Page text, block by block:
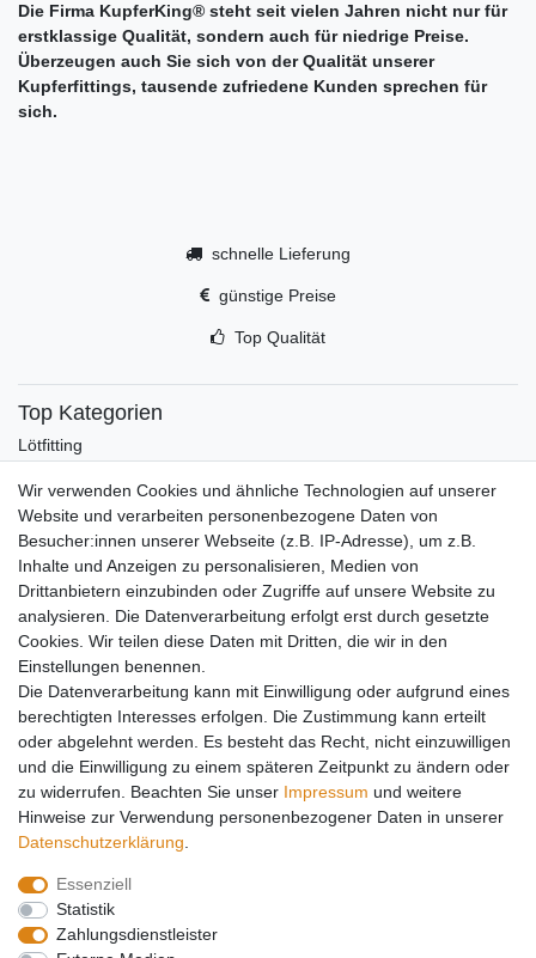
Die Firma KupferKing® steht seit vielen Jahren nicht nur für
erstklassige Qualität, sondern auch für niedrige Preise.
Überzeugen auch Sie sich von der Qualität unserer
Kupferfittings, tausende zufriedene Kunden sprechen für
sich.
schnelle Lieferung
günstige Preise
Top Qualität
Top Kategorien
Lötfitting
Werkzeug
Kältetechnikzubehör
Kältefitting
Y-Verteiler
Mein Konto
Kontakt
Versandkosten
Zahlungsarten
Service
Registrierung
Login
Mein Konto
Impressum
Wir verwenden Cookies und ähnliche Technologien auf unserer
Website und verarbeiten personenbezogene Daten von
Besucher:innen unserer Webseite (z.B. IP-Adresse), um z.B.
Inhalte und Anzeigen zu personalisieren, Medien von
Drittanbietern einzubinden oder Zugriffe auf unsere Website zu
analysieren. Die Datenverarbeitung erfolgt erst durch gesetzte
Cookies. Wir teilen diese Daten mit Dritten, die wir in den
Einstellungen benennen.
Die Datenverarbeitung kann mit Einwilligung oder aufgrund eines
berechtigten Interesses erfolgen. Die Zustimmung kann erteilt
oder abgelehnt werden. Es besteht das Recht, nicht einzuwilligen
und die Einwilligung zu einem späteren Zeitpunkt zu ändern oder
zu widerrufen. Beachten Sie unser Impressum und weitere
Hinweise zur Verwendung personenbezogener Daten in unserer
Daten­schutz­erklärung
Essenziell
Statistik
Zahlungsdienstleister